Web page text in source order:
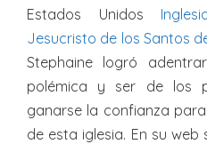
Estados Unidos
Jesucristo de los Santos
Stephaine logró
polémica y ser de los
ganarse la confianza
de esta iglesia. En su